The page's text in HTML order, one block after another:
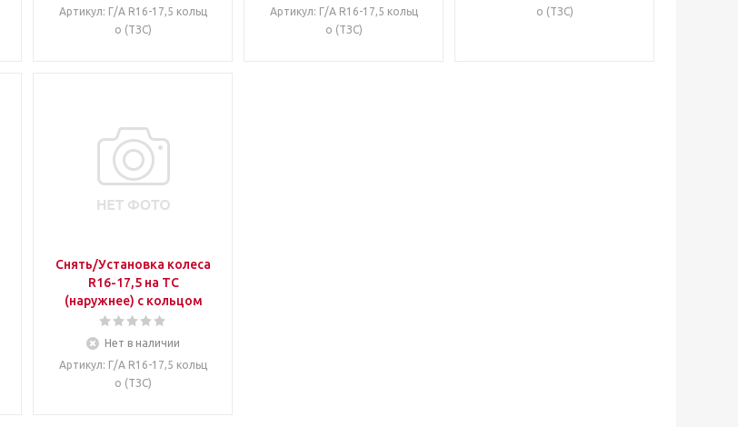
Артикул: Г/А R16-17,5 кольц
о (ТЗС)
Артикул: Г/А R16-17,5 кольц
о (ТЗС)
о (ТЗС)
Снять/Установка колеса
R16-17,5 на ТС
(наружнее) с кольцом
Нет в наличии
Артикул: Г/А R16-17,5 кольц
о (ТЗС)